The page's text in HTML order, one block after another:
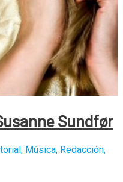
Sundfør
, Música, Redacción,